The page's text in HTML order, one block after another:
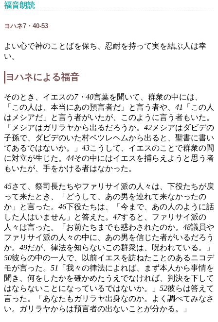
福音朗読
ヨハネ7・40-53
よい心で神のことばを保ち、忍耐を持って実を結ぶ人は幸
い。
ヨハネによる福音
そのとき、イエスの7・40言葉を聞いて、群衆の中には、
「この人は、本当にあの預言者だ」と言う者や、 41 「この人
はメシアだ」と言う者がいたが、このように言う者もいた。
「メシアはガリラヤから出るだろうか。 42メシアはダビデの
子孫で、ダビデのいた村ベツレヘムから出ると、聖書に書い
てあるではないか。」 43こうして、イエスのことで群衆の間
に対立が生じた。 44その中にはイエスを捕らえようと思う者
もいたが、手をかける者はなかった。
45さて、祭司長たちやファリサイ派の人々は、下役たちが戻
って来たとき、「どうして、あの男を連れて来なかったの
か」と言った。 46 下役たちは、「今まで、あの人のように話
した人はいません」と答えた。 47すると、ファリサイ派の
人々は言った。「お前たちまでも惑わされたのか。 48議員や
ファリサイ派の人々の中に、あの男を信じた者がいるだろう
か。 49だが、律法を知らないこの群衆は、呪われている。」
50彼らの中の一人で、以前イエスを訪ねたことのあるニコデ
モが言った。 51 「我々の律法によれば、まず本人から事情を
聞き、何をしたかを確かめたうえでなければ、判決を下して
はならないことになっているではないか。」 52彼らは答えて
言った。「あなたもガリラヤ出身なのか。よく調べてみなさ
い。ガリラヤからは預言者の出ないことが分かる。」